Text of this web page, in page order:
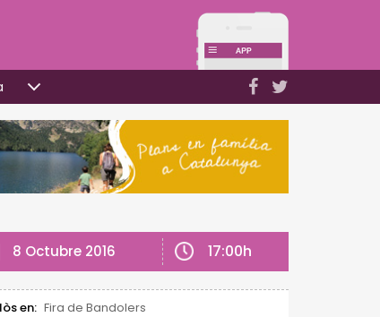
8 Octubre 2016 17:00h
en: Fira de Bandolers